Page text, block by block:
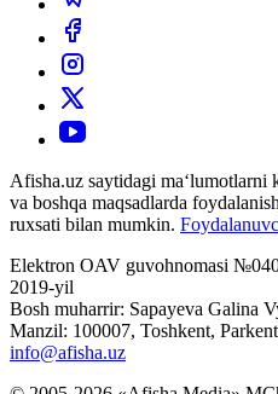
Afisha.uz saytidagi ma‘lumotlarni
va boshqa maqsadlarda
ruxsati bilan mumkin.
Elektron OAV guvohnomasi
2019-yil
Bosh muharrir: Sapayeva Galina
Manzil: 100007, Toshkent,
info@afisha.uz